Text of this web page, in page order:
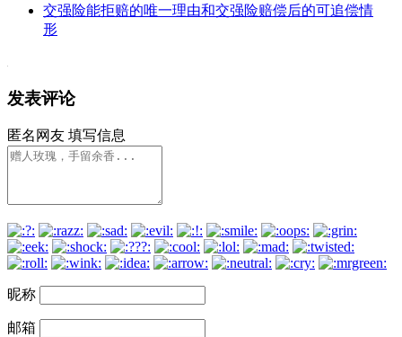
交强险能拒赔的唯一理由和交强险赔偿后的可追偿情
形
发表评论
匿名网友 填写信息
昵称
邮箱